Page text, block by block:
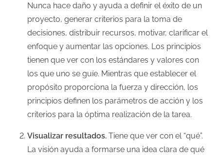
Nunca hace daño y ayuda a definir el éxito de un
proyecto, generar criterios para la toma de
decisiones, distribuir recursos, motivar, clarificar el
enfoque y aumentar las opciones. Los principios
tienen que ver con los estándares y valores con
los que uno se guíe. Mientras que establecer el
propósito proporciona la fuerza y dirección, los
principios definen los parámetros de acción y los
criterios para la óptima realización de la tarea.
Visualizar resultados. Tiene que ver con el “qué”.
La visión ayuda a formarse una idea clara de qué